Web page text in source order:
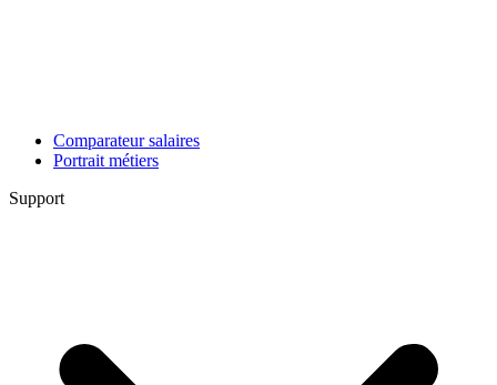
Comparateur salaires
Portrait métiers
Support